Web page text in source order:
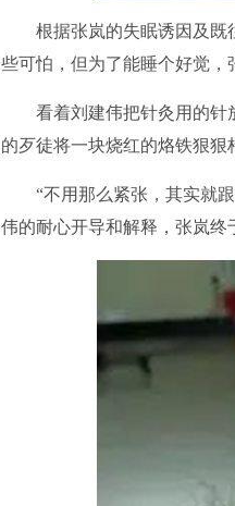
根据张岚的失眠诱因及既
些可怕，但为了能睡个好觉，
看着刘建伟把针灸用的针放
的歹徒将一块烧红的烙铁狠
“不用那么紧张，其实就跟
伟的耐心开导和解释，张岚终